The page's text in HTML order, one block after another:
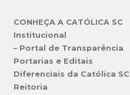
CONHEÇA A CATÓLICA SC
Institucional
– Portal de Transparência
Portarias e Editais
Diferenciais da Católica SC
Reitoria